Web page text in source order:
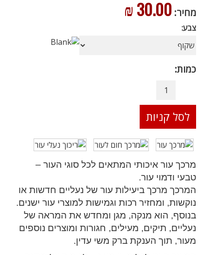
מחיר: 30.00 ₪
צבע:
כמות:
מרכך עור איכותי המתאים לכל סוגי העור –
טבעי ודמוי עור.
המרכך מרכך ביעילות עור של נעליים חדשות או
נוקשות, ומחזיר רכות וגמישות למוצרי עור ישנים.
בנוסף, הוא מנקה, מגן ומחדש את המראה של
נעליים, תיקים, מעילים, חגורות ומוצרים נוספים
מעור, תוך הענקת ברק משי עדין.